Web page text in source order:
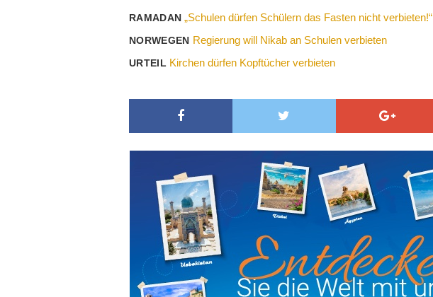
RAMADAN„Schulen dürfen Schülern das Fasten nicht verbieten!“
NORWEGEN Regierung will Nikab an Schulen verbieten
URTEIL Kirchen dürfen Kopftücher verbieten